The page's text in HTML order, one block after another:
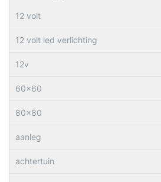
12 volt
12 volt led verlichting
12v
60×60
80×80
aanleg
achtertuin